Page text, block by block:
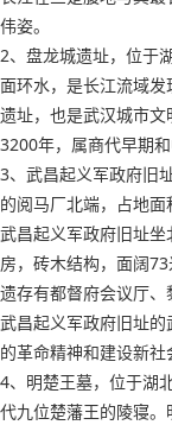
伟姿。
2、盘龙城遗址，位于
面环水，是长江流域
遗址，也是武汉城市
3200年，属商代早期和
3、武昌起义军政府旧
的阅马厂北端，占地面
武昌起义军政府旧址坐
房，砖木结构，面阔
遗存有都督府会议厅、
武昌起义军政府旧址
的革命精神和建设新社
4、明楚王墓，位于湖
代九位楚藩王的陵寝